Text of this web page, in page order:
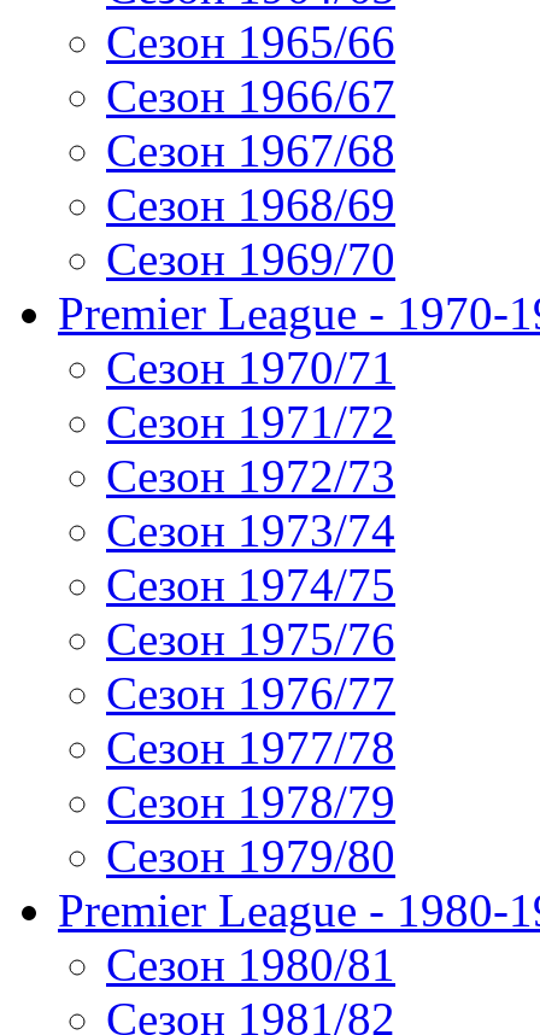
Сезон 1965/66
Сезон 1966/67
Сезон 1967/68
Сезон 1968/69
Сезон 1969/70
Premier League - 1970-
Сезон 1970/71
Сезон 1971/72
Сезон 1972/73
Сезон 1973/74
Сезон 1974/75
Сезон 1975/76
Сезон 1976/77
Сезон 1977/78
Сезон 1978/79
Сезон 1979/80
Premier League - 1980-
Сезон 1980/81
Сезон 1981/82